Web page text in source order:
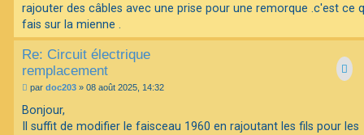
a
g
e
rajouter des câbles avec une prise pour une remorque .c'est ce
fais sur la mienne .
Re: Circuit électrique
remplacement
M
s
a
par doc203 » 08 août 2025, 14:32
Bonjour,
Il suffit de modifier le faisceau 1960 en rajoutant les fils pour les